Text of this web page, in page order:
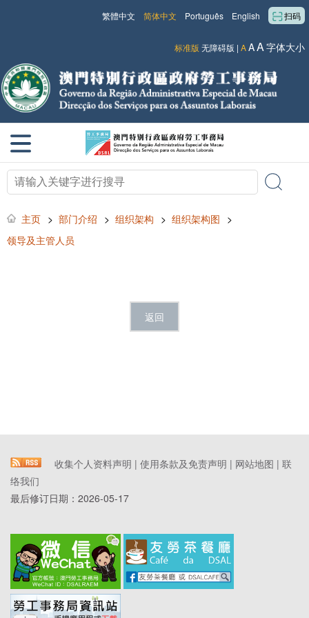
扫码
English
Português
简体中文
繁體中文
标准版 无障碍版 | AAA字体大小
主页 > 部门介绍 > 组织架构 > 组织架构图 >
领导及主管人员
返回
收集个人资料声明 | 使用条款及免责声明 | 网站地图 | 联
络我们
最后修订日期： 2026-05-17